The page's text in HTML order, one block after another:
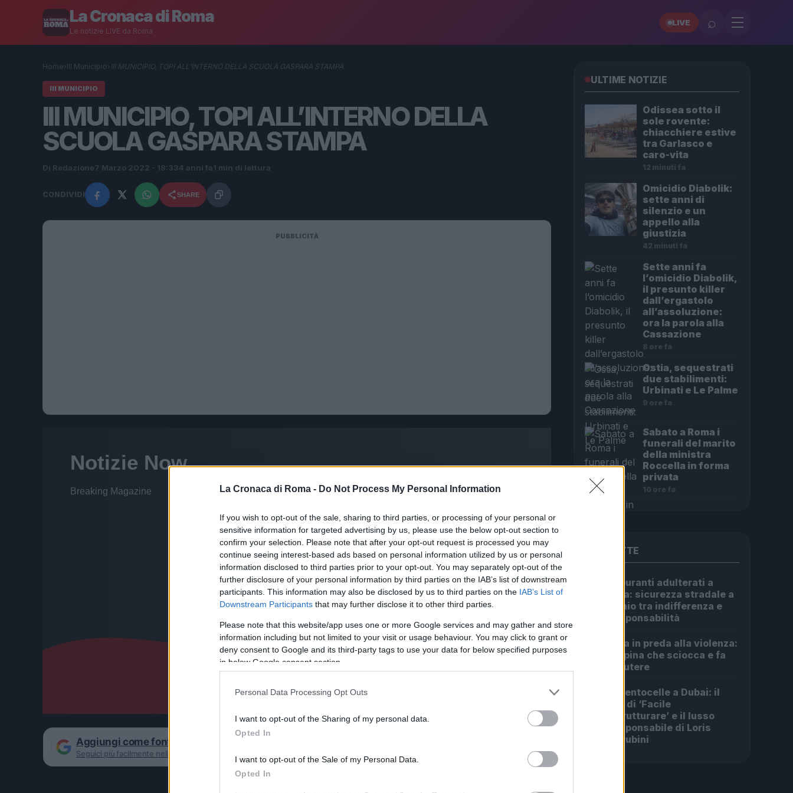
La Cronaca di Roma - Do Not Process My Personal Information
If you wish to opt-out of the sale, sharing to third parties, or processing of your personal or
sensitive information for targeted advertising by us, please use the below opt-out section to
confirm your selection. Please note that after your opt-out request is processed you may
continue seeing interest-based ads based on personal information utilized by us or personal
information disclosed to third parties prior to your opt-out. You may separately opt-out of the
further disclosure of your personal information by third parties on the IAB’s list of downstream
participants. This information may also be disclosed by us to third parties on the IAB’s List of
Downstream Participants that may further disclose it to other third parties.
Please note that this website/app uses one or more Google services and may gather and store
information including but not limited to your visit or usage behaviour. You may click to grant or
deny consent to Google and its third-party tags to use your data for below specified purposes
in below Google consent section.
Personal Data Processing Opt Outs
I want to opt-out of the Sharing of my personal data.
Opted In
I want to opt-out of the Sale of my Personal Data.
Opted In
La Cronaca di Roma
Le notizie LIVE da Roma
LIVE ⌕
Home› III Municipio› III MUNICIPIO, TOPI ALL’INTERNO DELLA SCUOLA GASPARA STAMPA
III MUNICIPIO
III MUNICIPIO, TOPI ALL’INTERNO DELLA
SCUOLA GASPARA STAMPA
Di Redazione7 Marzo 2022 - 18:334 anni fa 1 min di lettura
CONDIVIDI SHARE
PUBBLICITÀ
Aggiungi come fonte preferita su Google
Seguici più facilmente nelle notizie consigliate
ULTIME NOTIZIE
Odissea sotto il
sole rovente:
chiacchiere estive
tra Garlasco e
caro-vita
12 minuti fa
Omicidio Diabolik:
sette anni di
silenzio e un
appello alla
giustizia
42 minuti fa
Sette anni fa
l’omicidio Diabolik,
il presunto killer
dall’ergastolo
all’assoluzione:
ora la parola alla
Cassazione
8 ore fa
Ostia, sequestrati
due stabilimenti:
Urbinati e Le Palme
9 ore fa
Sabato a Roma i
funerali del marito
della ministra
Roccella in forma
privata
10 ore fa
PIÙ LETTE
Carburanti adulterati a
Roma: sicurezza stradale a
rischio tra indifferenza e
irresponsabilità
Roma in preda alla violenza:
la rapina che sciocca e fa
discutere
Da Centocelle a Dubai: il
crac di ‘Facile
Ristrutturare’ e il lusso
irresponsabile di Loris
Cherubini